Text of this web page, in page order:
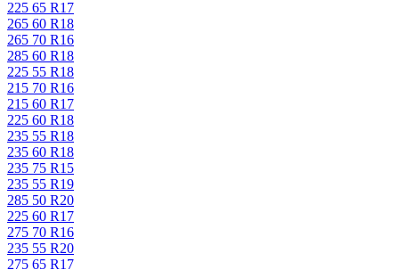
225 65 R17
265 60 R18
265 70 R16
285 60 R18
225 55 R18
215 70 R16
215 60 R17
225 60 R18
235 55 R18
235 60 R18
235 75 R15
235 55 R19
285 50 R20
225 60 R17
275 70 R16
235 55 R20
275 65 R17